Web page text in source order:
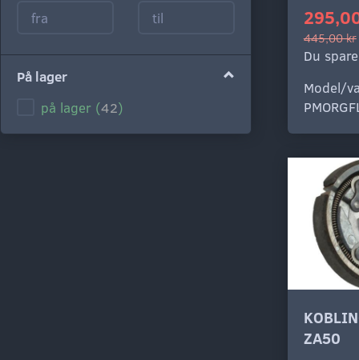
På lager
på lager (42)
445,00 kr
Du
Model/
ZA50